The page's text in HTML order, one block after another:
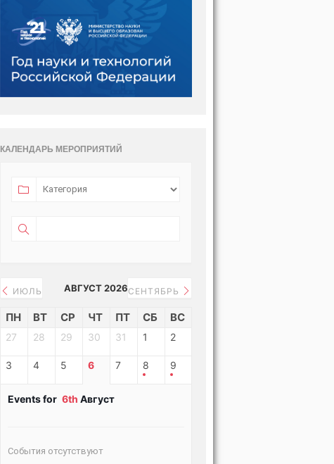
КАЛЕНДАРЬ МЕРОПРИЯТИЙ
ИЮЛЬ АВГУСТ 2026СЕНТЯБРЬ
ПН ВТ СР ЧТ ПТ СБ ВС
27 28 29 30 31 1 2
3 4 5 6 7 8 9
Events for 6th Август
События отсутствуют